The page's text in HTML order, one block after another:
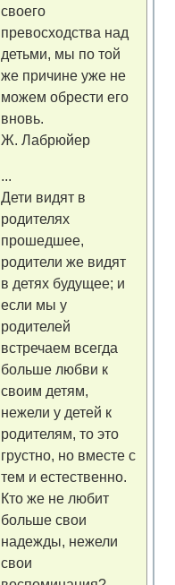
своего
превосходства над
детьми, мы по той
же причине уже не
можем обрести его
вновь.
Ж. Лабрюйер
...
Дети видят в
родителях
прошедшее,
родители же видят
в детях будущее; и
если мы у
родителей
встречаем всегда
больше любви к
своим детям,
нежели у детей к
родителям, то это
грустно, но вместе с
тем и естественно.
Кто же не любит
больше свои
надежды, нежели
свои